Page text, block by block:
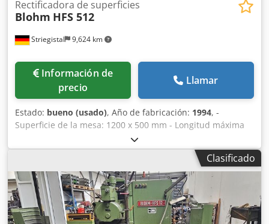
Striegistal 9,624 km
Rectificadora de superficies
Blohm HFS 512
Información de
precio
Llamar
Estado: bueno (usado), Año de fabricación: 1994, -
Superficie de la mesa: 1200 x 500 mm - Longitud máxima
de lijado: 1200 mm Djdpfx Aszl Tmfjigekr - Anchura
máxima de lijado: 500 mm
Clasificado